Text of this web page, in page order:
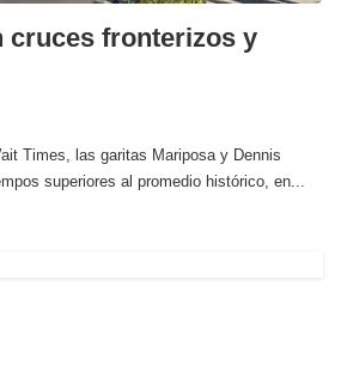
cruces fronterizos y
Times, las garitas Mariposa y Dennis
superiores al promedio histórico, en...